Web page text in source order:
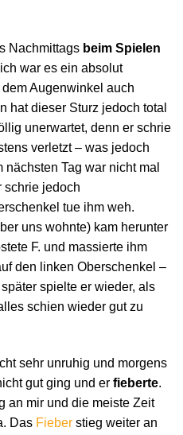
Nachmittags beim Spielen
war es ein absolut
Augenwinkel auch
hat dieser Sturz jedoch total
unerwartet, denn er schrie
verletzt – was jedoch
Tag war nicht mal
schrie jedoch
tue ihm weh.
uns wohnte) kam herunter
F. und massierte ihm
den linken Oberschenkel –
spielte er wieder, als
schien wieder gut zu
sehr unruhig und morgens
gut ging und er fieberte.
an mir und die meiste Zeit
Das Fieber stieg weiter an